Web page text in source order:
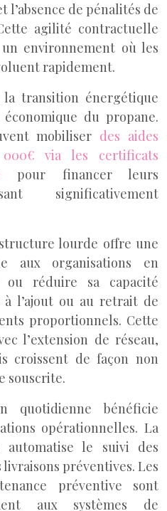
de pénalités de
agilité contractuelle
un environnement où les
rapidement.
la transition énergétique
du propane.
mobiliser des aides
via les certificats
pour financer leurs
significativement
lourde offre une
aux organisations en
ou réduire sa capacité
l’ajout ou au retrait de
proportionnels. Cette
l’extension de réseau,
croissent de façon non
souscrite.
quotidienne bénéficie
opérationnelles. La
automatise le suivi des
préventives. Les
préventive sont
aux systèmes de